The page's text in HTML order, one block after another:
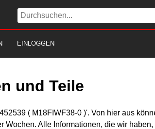
EINLOGGEN
und Teile
( M18FIWF38-0 )'. Von hier aus
Alle Informationen, die wir